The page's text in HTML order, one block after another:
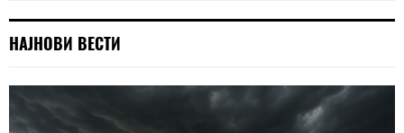
НАЈНОВИ ВЕСТИ